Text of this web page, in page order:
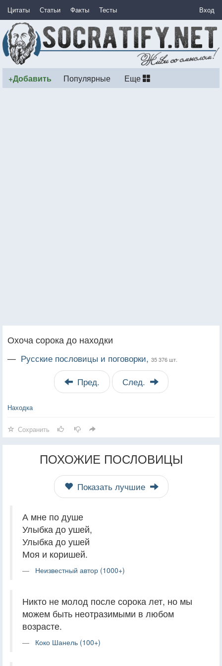
Цитаты Статьи Факты Тесты Вход
+Добавить Популярные Еще
Охоча сорока до находки
— Русские пословицы и поговорки, 35 376 шт.
Пред. След.
Находка
Сохранить
ПОХОЖИЕ ПОСЛОВИЦЫ
Показать лучшие
А мне по душе
Улыбка до ушей,
Улыбка до ушей
Моя и коришей.
Неизвестный автор (1000+)
Никто не молод после сорока лет, но мы
можем быть неотразимыми в любом
возрасте.
Коко Шанель (100+)